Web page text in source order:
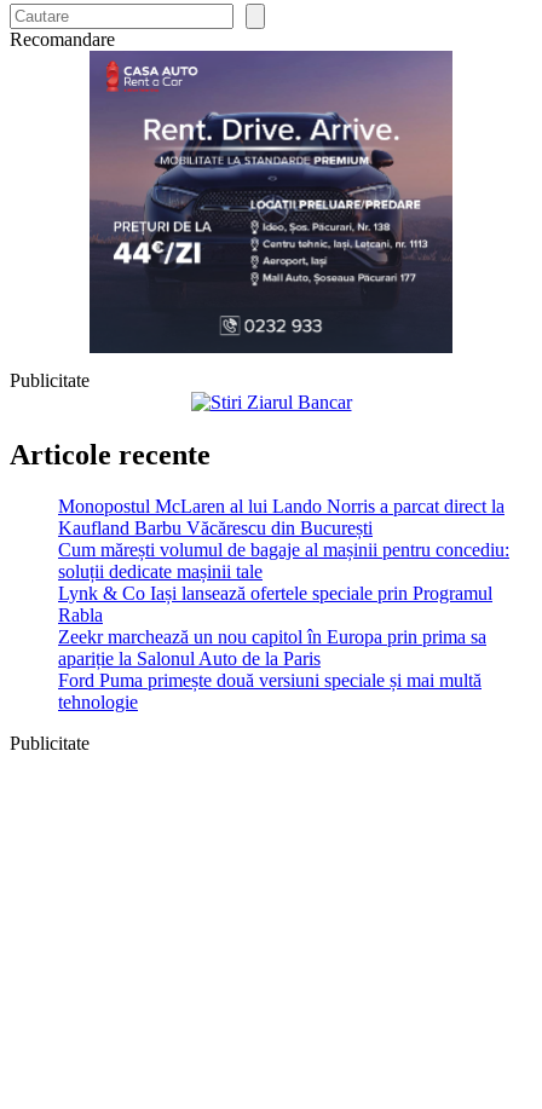
Recomandare
Publicitate
Articole recente
Monopostul McLaren al lui Lando Norris a parcat direct la
Kaufland Barbu Văcărescu din București
Cum mărești volumul de bagaje al mașinii pentru concediu:
soluții dedicate mașinii tale
Lynk & Co Iași lansează ofertele speciale prin Programul
Rabla
Zeekr marchează un nou capitol în Europa prin prima sa
apariție la Salonul Auto de la Paris
Ford Puma primește două versiuni speciale și mai multă
tehnologie
Publicitate